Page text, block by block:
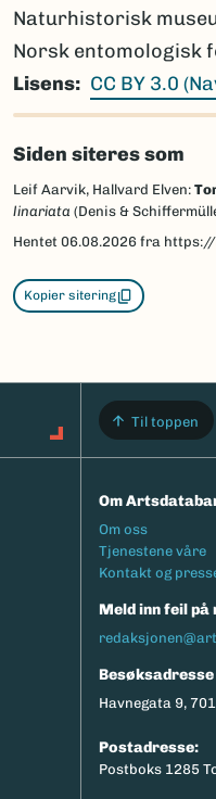
Naturhistorisk
Norsk entomologisk
Lisens
CC BY 3.0
Siden siteres som
Leif Aarvik, Hallvard Elven:
linariata (Denis &
Hentet 06.08.2026 fra https://
Kopier sitering
Til toppen
Om
Footermeny
Om oss
Tjenestene våre
Kontakt og
Meld inn feil på
Besøksadresse
Havnegata 9,
Postadresse:
Postboks 1285